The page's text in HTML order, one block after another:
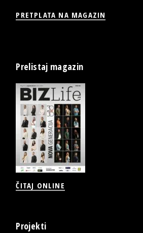
PRETPLATA NA MAGAZIN
Prelistaj magazin
ČITAJ ONLINE
Projekti